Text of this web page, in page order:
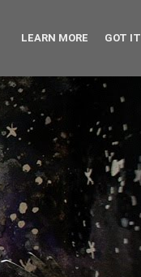
LEARN MORE GOT IT